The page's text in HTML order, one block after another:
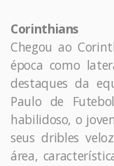
Corinthians
Chegou ao
época como
destaques da
Paulo de
habilidoso, o
seus dribles
área,